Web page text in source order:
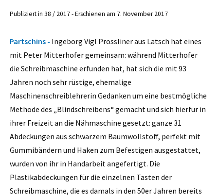
Publiziert in 38 / 2017 - Erschienen am 7. November 2017
Partschins - Ingeborg Vigl Prossliner aus Latsch hat eines
mit Peter Mitterhofer gemeinsam: während Mitterhofer
die Schreibmaschine erfunden hat, hat sich die mit 93
Jahren noch sehr rüstige, ehemalige
Maschinenschreiblehrerin Gedanken um eine bestmögliche
Methode des „Blindschreibens“ gemacht und sich hierfür in
ihrer Freizeit an die Nähmaschine gesetzt: ganze 31
Abdeckungen aus schwarzem Baumwollstoff, perfekt mit
Gummibändern und Haken zum Befestigen ausgestattet,
wurden von ihr in Handarbeit angefertigt. Die
Plastikabdeckungen für die einzelnen Tasten der
Schreibmaschine, die es damals in den 50er Jahren bereits